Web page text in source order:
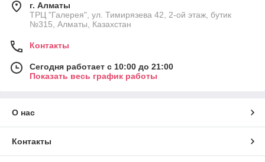
г. Алматы
ТРЦ "Галерея", ул. Тимирязева 42, 2-ой этаж, бутик
№315, Алматы, Казахстан
Контакты
Сегодня работает с 10:00 до 21:00
Показать весь график работы
О нас
Контакты